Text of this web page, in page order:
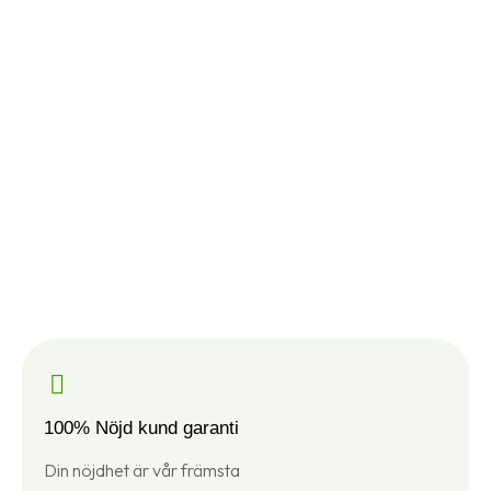
100% Nöjd kund garanti
Din nöjdhet är vår främsta